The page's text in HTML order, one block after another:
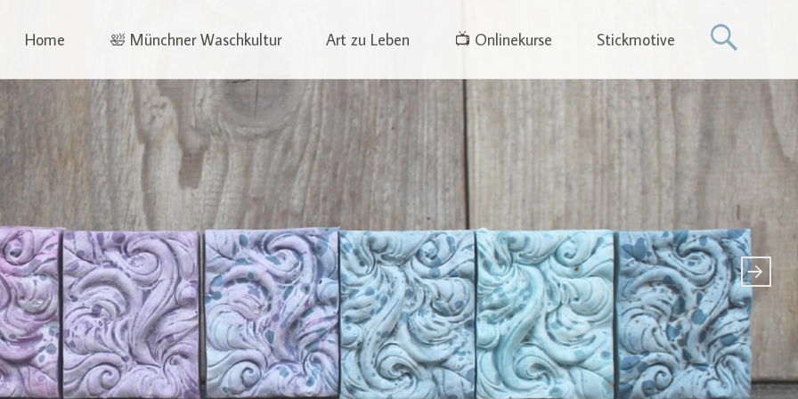
Wagner
to
Home 🛀 Münchner Waschkultur Art zu Leben 📺 Onlinekurse Stickmotive